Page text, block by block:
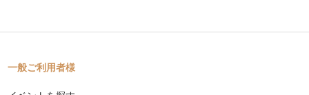
一般ご利用者様